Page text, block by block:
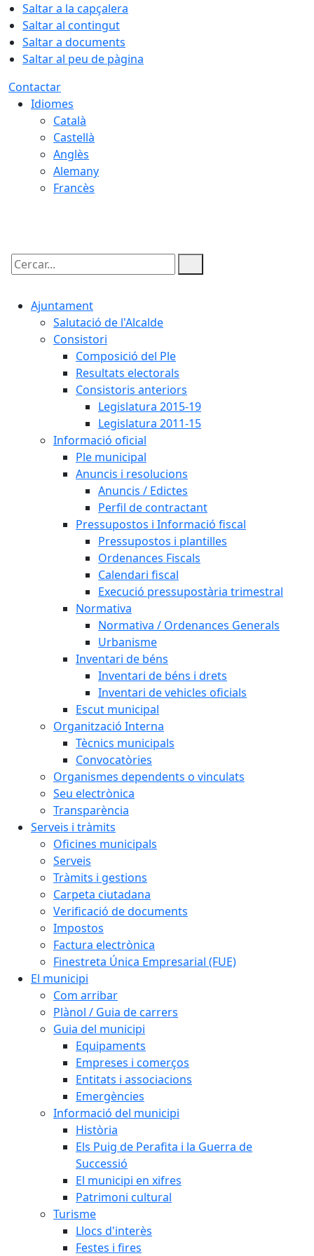
Saltar a la capçalera
Saltar al contingut
Saltar a documents
Saltar al peu de pàgina
Contactar
Idiomes
Català
Castellà
Anglès
Alemany
Francès
Cercar:
Ajuntament
Salutació de l'Alcalde
Consistori
Composició del Ple
Resultats electorals
Consistoris anteriors
Legislatura 2015-19
Legislatura 2011-15
Informació oficial
Ple municipal
Anuncis i resolucions
Anuncis / Edictes
Perfil de contractant
Pressupostos i Informació fiscal
Pressupostos i plantilles
Ordenances Fiscals
Calendari fiscal
Execució pressupostària trimestral
Normativa
Normativa / Ordenances Generals
Urbanisme
Inventari de béns
Inventari de béns i drets
Inventari de vehicles oficials
Escut municipal
Organització Interna
Tècnics municipals
Convocatòries
Organismes dependents o vinculats
Seu electrònica
Transparència
Serveis i tràmits
Oficines municipals
Serveis
Tràmits i gestions
Carpeta ciutadana
Verificació de documents
Impostos
Factura electrònica
Finestreta Única Empresarial (FUE)
El municipi
Com arribar
Plànol / Guia de carrers
Guia del municipi
Equipaments
Empreses i comerços
Entitats i associacions
Emergències
Informació del municipi
Història
Els Puig de Perafita i la Guerra de
Successió
El municipi en xifres
Patrimoni cultural
Turisme
Llocs d'interès
Festes i fires